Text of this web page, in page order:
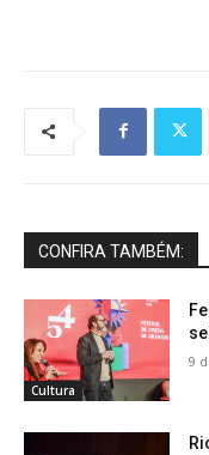
CONFIRA TAMBÉM:
Cultura
9